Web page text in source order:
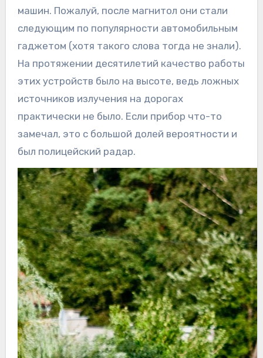
машин. Пожалуй, после магнитол они стали
следующим по популярности автомобильным
гаджетом (хотя такого слова тогда не знали).
На протяжении десятилетий качество работы
этих устройств было на высоте, ведь ложных
источников излучения на дорогах
практически не было. Если прибор что-то
замечал, это с большой долей вероятности и
был полицейский радар.